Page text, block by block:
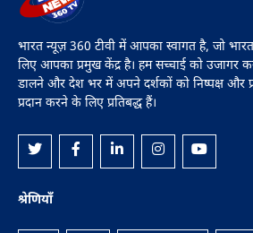
भारत न्यूज़ 360 टीवी में आपका स्वागत है, जो
लिए आपका प्रमुख केंद्र है। हम सच्चाई को उजागर
डालने और देश भर में अपने दर्शकों को निष्पक्ष और
प्रदान करने के लिए प्रतिबद्ध हैं।
श्रेणियाँ